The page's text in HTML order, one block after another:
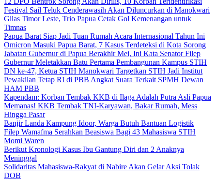
Festival Sail Teluk Cenderawasih Akan Diluncurkan di Manokwari
Gilas Timor Leste, Trio Papua Cetak Gol Kemenangan untuk
Timnas
Papua Barat Siap Jadi Tuan Rumah Acara Internasional Tahun Ini
Omicron Masuki Papua Barat, 7 Kasus Terdeteksi di Kota Sorong
Jabatan Gubernur di Papua Berakhir Mei, Ini Kata Senator Filep
Gubernur Meletakkan Batu Pertama Pembangunan Kampus STIH
DN ke-47, Ketua STIH Manokwari Targetkan STIH Jadi Institut
Pewakilan Tetap RI di PBB Angkat Suara Terkait SPMH Dewan
HAM PBB
Kapendam: Korban Tembak KKB di Ilaga Adalah Putra Asli Papua
Memanas! KKB Tembak TNI-Karyawan, Bakar Rumah, Mess
Hingga Pasar
Banjir Landa Kampung Idoor, Warga Butuh Bantuan Logistik
Filep Wamafma Serahkan Beasiswa Bagi 43 Mahasiswa STIH
Momi Waren
Berikut Kronologi Kasus Ibu Gantung Diri dan 2 Anaknya
Meninggal
Solidaritas Mahasiswa-Rakyat di Nabire Akan Gelar Aksi Tolak
DOB